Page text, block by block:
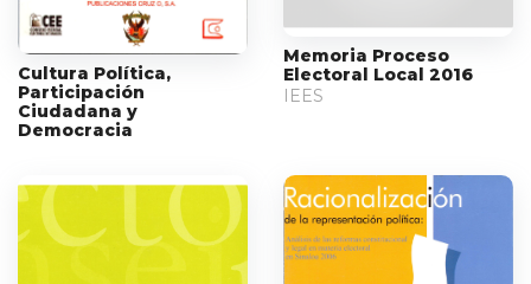
Cultura Política,
Participación
Ciudadana y
Democracia
Memoria Proceso
Electoral Local 2016
IEES